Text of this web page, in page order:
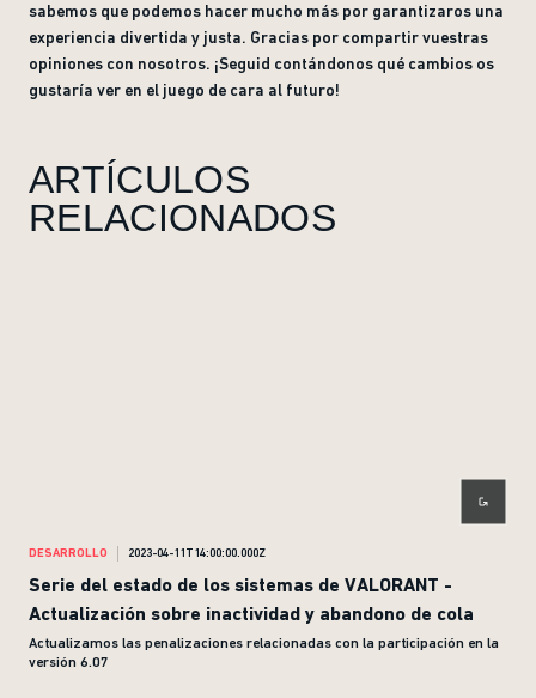
sabemos que podemos hacer mucho más por garantizaros una
experiencia divertida y justa. Gracias por compartir vuestras
opiniones con nosotros. ¡Seguid contándonos qué cambios os
gustaría ver en el juego de cara al futuro!
ARTÍCULOS
RELACIONADOS
DESARROLLO 2023-04-11T14:00:00.000Z
Serie del estado de los sistemas de VALORANT -
Actualización sobre inactividad y abandono de cola
Actualizamos las penalizaciones relacionadas con la participación en la
versión 6.07